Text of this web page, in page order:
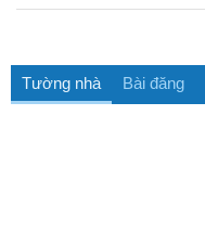
Tường nhà Bài đăng